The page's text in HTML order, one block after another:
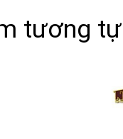
tương tự